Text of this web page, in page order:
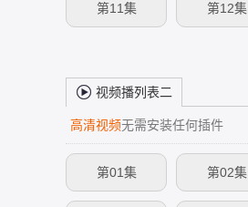
第11集 第12集
视频播列表二
高清视频无需安装任何插件
第01集 第02集